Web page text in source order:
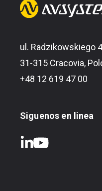
ul. Radzikowskiego
31-315 Cracovia,
+48 12 619 47 00
Siguenos en linea